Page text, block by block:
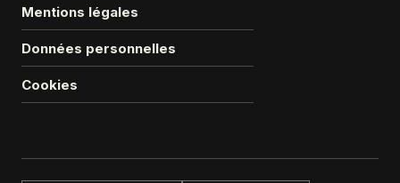
Mentions légales
Données personnelles
Cookies